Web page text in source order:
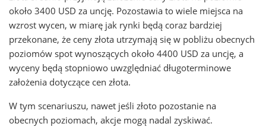
około 3400 USD za uncję. Pozostawia to wiele miejsca na
wzrost wycen, w miarę jak rynki będą coraz bardziej
przekonane, że ceny złota utrzymają się w pobliżu obecnych
poziomów spot wynoszących około 4400 USD za uncję, a
wyceny będą stopniowo uwzględniać długoterminowe
założenia dotyczące cen złota.
W tym scenariuszu, nawet jeśli złoto pozostanie na
obecnych poziomach, akcje mogą nadal zyskiwać.